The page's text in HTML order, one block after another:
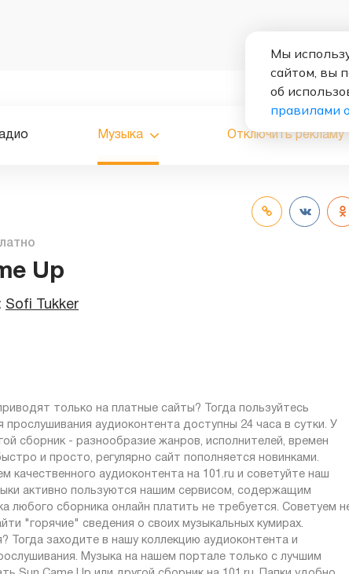
Музыка Отключить рекламу
Up
Sofi Tukker
только на платные сайты? Тогда пользуйтесь
аудиоконтента доступны 24 часа в сутки. У
сборник - разнообразие жанров, исполнителей, времен
и просто, регулярно сайт пополняется новинками.
аудиоконтента на 101.ru и советуйте наш
активно пользуются нашим сервисом, содержащим
любого сборника онлайн платить не требуется. Советуем
"горячие" сведения о своих музыкальных кумирах.
заходите в нашу коллекцию аудиоконтента и
Музыка на нашем портале только с лучшим
Мы
сайтом, вы
об
правилами